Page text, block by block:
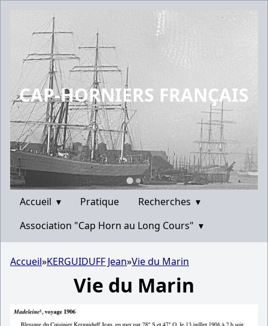
CAP-HORNIERS FRANÇAIS
Accueil ▾ Pratique Recherches ▾
Association "Cap Horn au Long Cours" ▾
Accueil»KERGUIDUFF Jean»Vie du Marin
Vie du Marin